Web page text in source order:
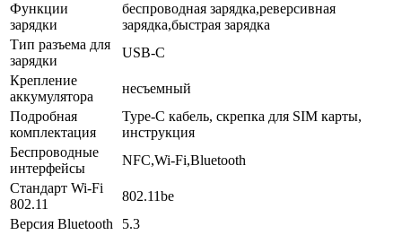
Функции
зарядки
беспроводная зарядка,реверсивная
зарядка,быстрая зарядка
Тип разъема для
зарядки
USB-C
Крепление
аккумулятора
несъемный
Подробная
комплектация
Type-C кабель, скрепка для SIM карты,
инструкция
Беспроводные
интерфейсы
NFC,Wi-Fi,Bluetooth
Стандарт Wi-Fi
802.11
802.11be
Версия Bluetooth
5.3